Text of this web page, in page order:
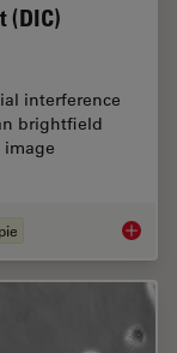
(DIC)
interference
brightfield